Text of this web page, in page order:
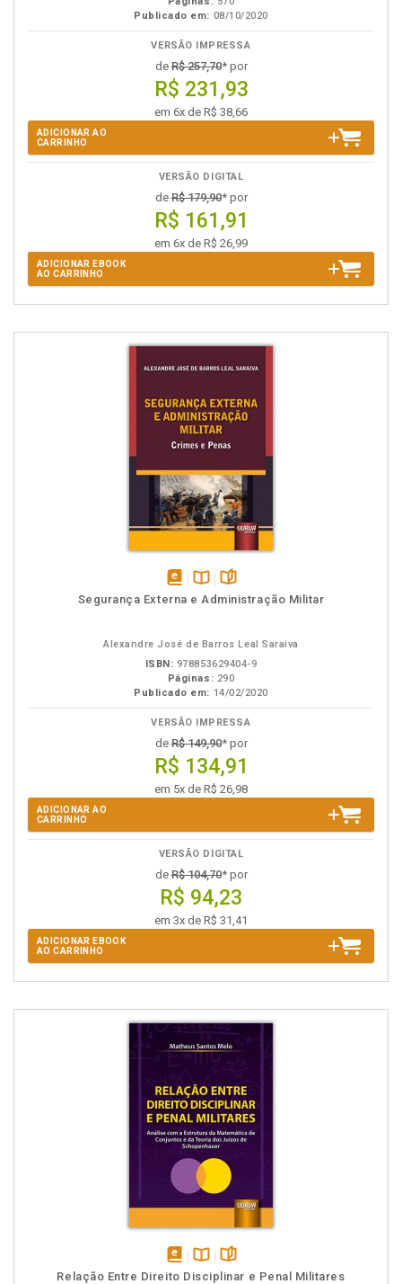
Publicado em: 08/10/2020
VERSÃO IMPRESSA
deR$ 257,70* por
R$ 231,93
em 6x de R$ 38,66
ADICIONAR AO
CARRINHO
VERSÃO DIGITAL
deR$ 179,90* por
R$ 161,91
em 6x de R$ 26,99
ADICIONAR EBOOK
AO CARRINHO
disponívelDisponível
páginas
Segurança Externa e Administração Militar
Alexandre José de Barros Leal Saraiva
ISBN: 978853629404-9
Páginas: 290
Publicado em: 14/02/2020
VERSÃO IMPRESSA
deR$ 149,90* por
R$ 134,91
em 5x de R$ 26,98
ADICIONAR AO
CARRINHO
VERSÃO DIGITAL
deR$ 104,70* por
R$ 94,23
em 3x de R$ 31,41
ADICIONAR EBOOK
AO CARRINHO
disponível
Disponível
páginas
Relação Entre Direito Disciplinar e Penal Militares